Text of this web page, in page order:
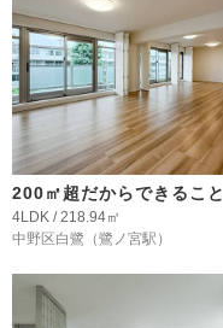
200㎡超だからできること
4LDK / 218.94㎡
中野区白鷺 （鷺ノ宮駅）